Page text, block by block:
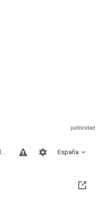
España
Sitios compatibles